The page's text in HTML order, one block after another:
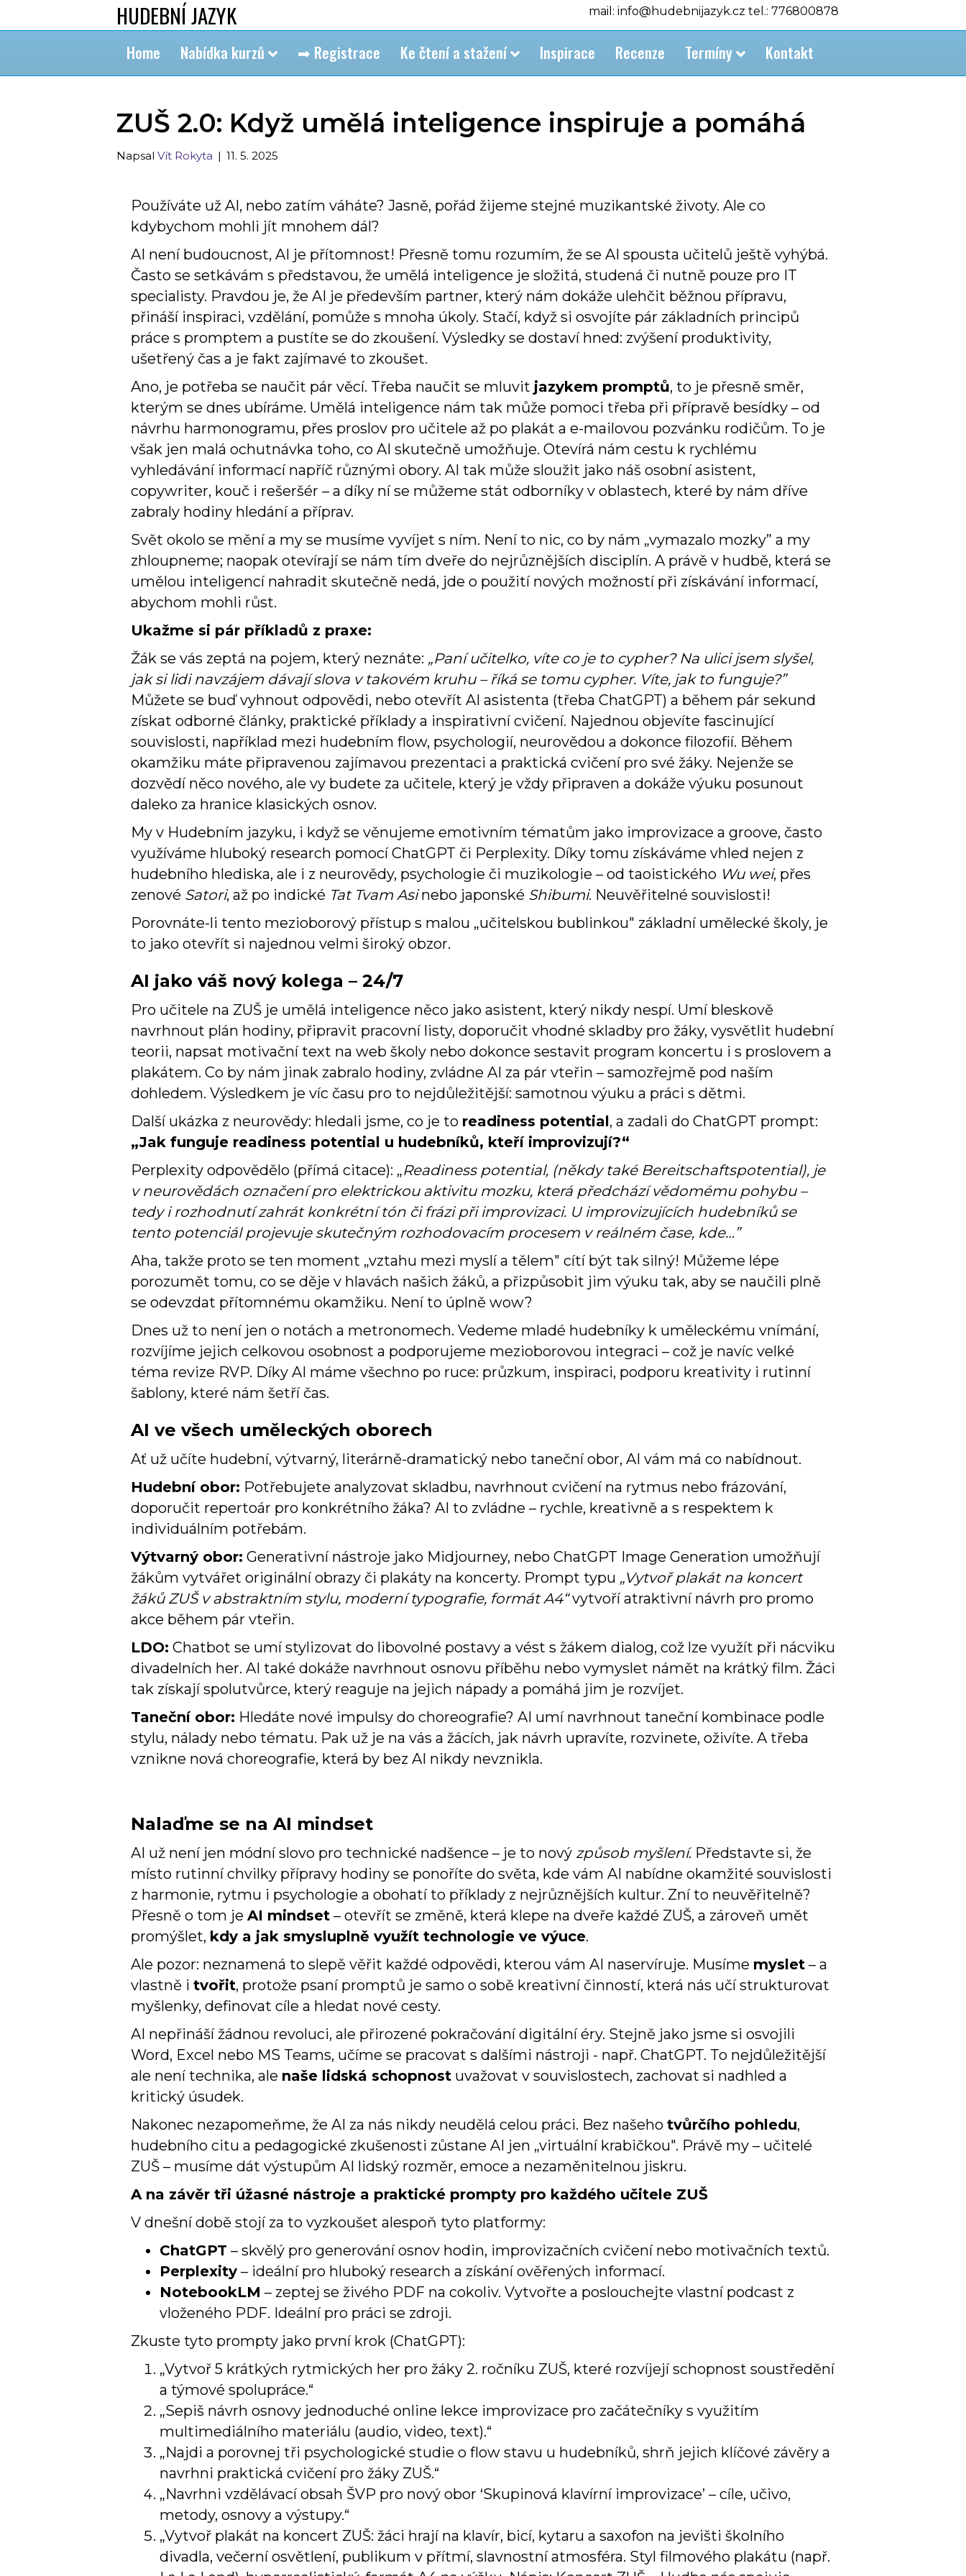
HUDEBNÍ JAZYK mail: info@hudebnijazyk.cz tel.: 776800878
Home Nabídka kurzů ➡ Registrace Ke čtení a stažení Inspirace Recenze Termíny Kontakt
ZUŠ 2.0: Když umělá inteligence inspiruje a pomáhá
Napsal Vít Rokyta | 11. 5. 2025
Používáte už AI, nebo zatím váháte? Jasně, pořád žijeme stejné muzikantské životy. Ale co
kdybychom mohli jít mnohem dál?
AI není budoucnost, AI je přítomnost! Přesně tomu rozumím, že se AI spousta učitelů ještě vyhýbá.
Často se setkávám s představou, že umělá inteligence je složitá, studená či nutně pouze pro IT
specialisty. Pravdou je, že AI je především partner, který nám dokáže ulehčit běžnou přípravu,
přináší inspiraci, vzdělání, pomůže s mnoha úkoly. Stačí, když si osvojíte pár základních principů
práce s promptem a pustíte se do zkoušení. Výsledky se dostaví hned: zvýšení produktivity,
ušetřený čas a je fakt zajímavé to zkoušet.
Ano, je potřeba se naučit pár věcí. Třeba naučit se mluvit jazykem promptů, to je přesně směr,
kterým se dnes ubíráme. Umělá inteligence nám tak může pomoci třeba při přípravě besídky – od
návrhu harmonogramu, přes proslov pro učitele až po plakát a e-mailovou pozvánku rodičům. To je
však jen malá ochutnávka toho, co AI skutečně umožňuje. Otevírá nám cestu k rychlému
vyhledávání informací napříč různými obory. AI tak může sloužit jako náš osobní asistent,
copywriter, kouč i rešeršér – a díky ní se můžeme stát odborníky v oblastech, které by nám dříve
zabraly hodiny hledání a příprav.
Svět okolo se mění a my se musíme vyvíjet s ním. Není to nic, co by nám „vymazalo mozky” a my
zhloupneme; naopak otevírají se nám tím dveře do nejrůznějších disciplín. A právě v hudbě, která se
umělou inteligencí nahradit skutečně nedá, jde o použití nových možností při získávání informací,
abychom mohli růst.
Ukažme si pár příkladů z praxe:
Žák se vás zeptá na pojem, který neznáte: „Paní učitelko, víte co je to cypher? Na ulici jsem slyšel,
jak si lidi navzájem dávají slova v takovém kruhu – říká se tomu cypher. Víte, jak to funguje?”
Můžete se buď vyhnout odpovědi, nebo otevřít AI asistenta (třeba ChatGPT) a během pár sekund
získat odborné články, praktické příklady a inspirativní cvičení. Najednou objevíte fascinující
souvislosti, například mezi hudebním flow, psychologií, neurovědou a dokonce filozofií. Během
okamžiku máte připravenou zajímavou prezentaci a praktická cvičení pro své žáky. Nejenže se
dozvědí něco nového, ale vy budete za učitele, který je vždy připraven a dokáže výuku posunout
daleko za hranice klasických osnov.
My v Hudebním jazyku, i když se věnujeme emotivním tématům jako improvizace a groove, často
využíváme hluboký research pomocí ChatGPT či Perplexity. Díky tomu získáváme vhled nejen z
hudebního hlediska, ale i z neurovědy, psychologie či muzikologie – od taoistického Wu wei, přes
zenové Satori, až po indické Tat Tvam Asinebo japonské Shibumi. Neuvěřitelné souvislosti!
Porovnáte-li tento mezioborový přístup s malou „učitelskou bublinkou" základní umělecké školy, je
to jako otevřít si najednou velmi široký obzor.
AI jako váš nový kolega – 24/7
Pro učitele na ZUŠ je umělá inteligence něco jako asistent, který nikdy nespí. Umí bleskově
navrhnout plán hodiny, připravit pracovní listy, doporučit vhodné skladby pro žáky, vysvětlit hudební
teorii, napsat motivační text na web školy nebo dokonce sestavit program koncertu i s proslovem a
plakátem. Co by nám jinak zabralo hodiny, zvládne AI za pár vteřin – samozřejmě pod naším
dohledem. Výsledkem je víc času pro to nejdůležitější: samotnou výuku a práci s dětmi.
Další ukázka z neurovědy: hledali jsme, co je to readiness potential , a zadali do ChatGPT prompt:
„Jak funguje readiness potential u hudebníků, kteří improvizují?“
Perplexity odpovědělo (přímá citace): „Readiness potential, (někdy také Bereitschaftspotential), je
v neurovědách označení pro elektrickou aktivitu mozku, která předchází vědomému pohybu –
tedy i rozhodnutí zahrát konkrétní tón či frázi při improvizaci. U improvizujících hudebníků se
tento potenciál projevuje skutečným rozhodovacím procesem v reálném čase, kde…”
Aha, takže proto se ten moment „vztahu mezi myslí a tělem" cítí být tak silný! Můžeme lépe
porozumět tomu, co se děje v hlavách našich žáků, a přizpůsobit jim výuku tak, aby se naučili plně
se odevzdat přítomnému okamžiku. Není to úplně wow?
Dnes už to není jen o notách a metronomech. Vedeme mladé hudebníky k uměleckému vnímání,
rozvíjíme jejich celkovou osobnost a podporujeme mezioborovou integraci – což je navíc velké
téma revize RVP. Díky AI máme všechno po ruce: průzkum, inspiraci, podporu kreativity i rutinní
šablony, které nám šetří čas.
AI ve všech uměleckých oborech
Ať už učíte hudební, výtvarný, literárně-dramatický nebo taneční obor, AI vám má co nabídnout.
Hudební obor: Potřebujete analyzovat skladbu, navrhnout cvičení na rytmus nebo frázování,
doporučit repertoár pro konkrétního žáka? AI to zvládne – rychle, kreativně a s respektem k
individuálním potřebám.
Výtvarný obor: Generativní nástroje jako Midjourney, nebo ChatGPT Image Generation umožňují
žákům vytvářet originální obrazy či plakáty na koncerty. Prompt typu „Vytvoř plakát na koncert
žáků ZUŠ v abstraktním stylu, moderní typografie, formát A4“vytvoří atraktivní návrh pro promo
akce během pár vteřin.
LDO: Chatbot se umí stylizovat do libovolné postavy a vést s žákem dialog, což lze využít při nácviku
divadelních her. AI také dokáže navrhnout osnovu příběhu nebo vymyslet námět na krátký film. Žáci
tak získají spolutvůrce, který reaguje na jejich nápady a pomáhá jim je rozvíjet.
Taneční obor: Hledáte nové impulsy do choreografie? AI umí navrhnout taneční kombinace podle
stylu, nálady nebo tématu. Pak už je na vás a žácích, jak návrh upravíte, rozvinete, oživíte. A třeba
vznikne nová choreografie, která by bez AI nikdy nevznikla.
Nalaďme se na AI mindset
AI už není jen módní slovo pro technické nadšence – je to nový způsob myšlení. Představte si, že
místo rutinní chvilky přípravy hodiny se ponoříte do světa, kde vám AI nabídne okamžité souvislosti
z harmonie, rytmu i psychologie a obohatí to příklady z nejrůznějších kultur. Zní to neuvěřitelně?
Přesně o tom je AI mindset – otevřít se změně, která klepe na dveře každé ZUŠ, a zároveň umět
promýšlet, kdy a jak smysluplně využít technologie ve výuce.
Ale pozor: neznamená to slepě věřit každé odpovědi, kterou vám AI naservíruje. Musíme myslet – a
vlastně i tvořit, protože psaní promptů je samo o sobě kreativní činností, která nás učí strukturovat
myšlenky, definovat cíle a hledat nové cesty.
AI nepřináší žádnou revoluci, ale přirozené pokračování digitální éry. Stejně jako jsme si osvojili
Word, Excel nebo MS Teams, učíme se pracovat s dalšími nástroji - např. ChatGPT. To nejdůležitější
ale není technika, ale naše lidská schopnost uvažovat v souvislostech, zachovat si nadhled a
kritický úsudek.
Nakonec nezapomeňme, že AI za nás nikdy neudělá celou práci. Bez našeho tvůrčího pohledu,
hudebního citu a pedagogické zkušenosti zůstane AI jen „virtuální krabičkou". Právě my – učitelé
ZUŠ – musíme dát výstupům AI lidský rozměr, emoce a nezaměnitelnou jiskru.
A na závěr tři úžasné nástroje a praktické prompty pro každého učitele ZUŠ
V dnešní době stojí za to vyzkoušet alespoň tyto platformy:
ChatGPT – skvělý pro generování osnov hodin, improvizačních cvičení nebo motivačních textů.
Perplexity – ideální pro hluboký research a získání ověřených informací.
NotebookLM – zeptej se živého PDF na cokoliv. Vytvořte a poslouchejte vlastní podcast z
vloženého PDF. Ideální pro práci se zdroji.
Zkuste tyto prompty jako první krok (ChatGPT):
„Vytvoř 5 krátkých rytmických her pro žáky 2. ročníku ZUŠ, které rozvíjejí schopnost soustředění
a týmové spolupráce.“
„Sepiš návrh osnovy jednoduché online lekce improvizace pro začátečníky s využitím
multimediálního materiálu (audio, video, text).“
„Najdi a porovnej tři psychologické studie o flow stavu u hudebníků, shrň jejich klíčové závěry a
navrhni praktická cvičení pro žáky ZUŠ.“
„Navrhni vzdělávací obsah ŠVP pro nový obor ‘Skupinová klavírní improvizace’ – cíle, učivo,
metody, osnovy a výstupy.“
„Vytvoř plakát na koncert ZUŠ: žáci hrají na klavír, bicí, kytaru a saxofon na jevišti školního
divadla, večerní osvětlení, publikum v přítmí, slavnostní atmosféra. Styl filmového plakátu (např.